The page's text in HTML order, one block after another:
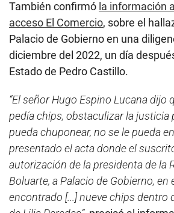
También confirmó la información
acceso El Comercio, sobre el
Palacio de Gobierno en una
diciembre del 2022, un día
Estado de Pedro Castillo.
“El señor Hugo Espino Lucana dijo
pedía chips, obstaculizar la justicia
pueda chuponear, no se le pueda
presentado el acta donde el
autorización de la presidenta de la
Boluarte, a Palacio de Gobierno, en
encontrado [...] nueve chips dentro